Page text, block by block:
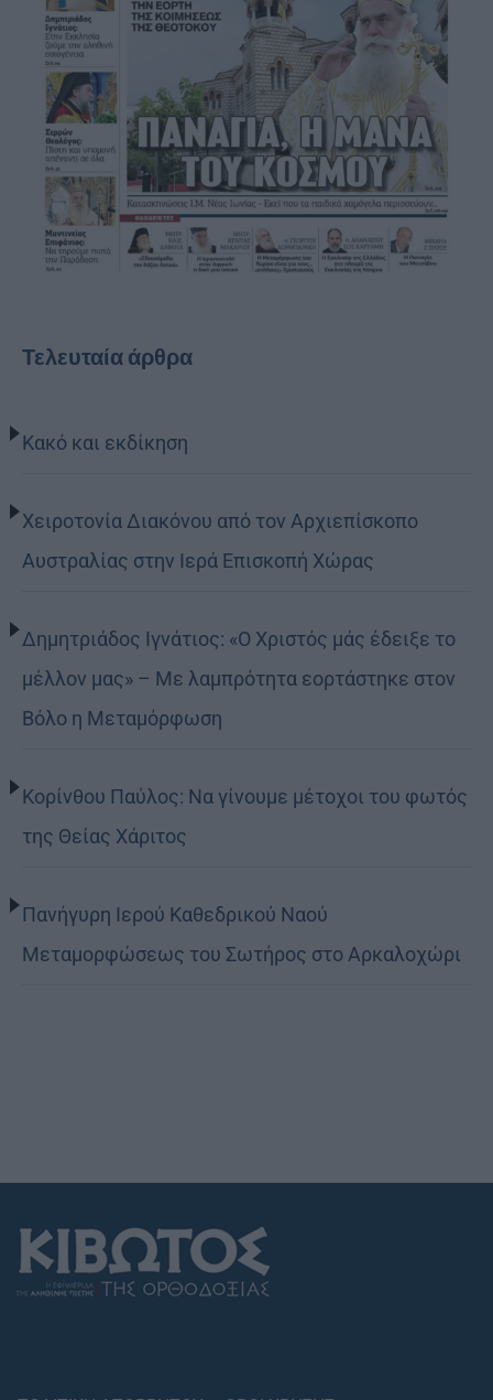
Τελευταία άρθρα
Κακό και εκδίκηση
Χειροτονία Διακόνου από τον Αρχιεπίσκοπο
Αυστραλίας στην Ιερά Επισκοπή Χώρας
Δημητριάδος Ιγνάτιος: «Ο Χριστός μάς έδειξε το
μέλλον μας» – Με λαμπρότητα εορτάστηκε στον
Βόλο η Μεταμόρφωση
Κορίνθου Παύλος: Να γίνουμε μέτοχοι του φωτός
της Θείας Χάριτος
Πανήγυρη Ιερού Καθεδρικού Ναού
Μεταμορφώσεως του Σωτήρος στο Αρκαλοχώρι